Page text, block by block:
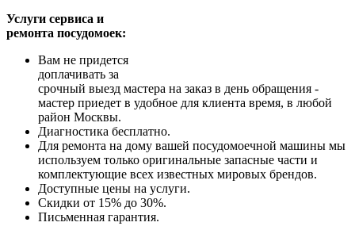
Услуги сервиса и
ремонта посудомоек:
Вам не придется
доплачивать за
срочный выезд мастера на заказ в день обращения -
мастер приедет в удобное для клиента время, в любой
район Москвы.
Диагностика бесплатно.
Для ремонта на дому вашей посудомоечной машины мы
используем только оригинальные запасные части и
комплектующие всех известных мировых брендов.
Доступные цены на услуги.
Скидки от 15% до 30%.
Письменная гарантия.